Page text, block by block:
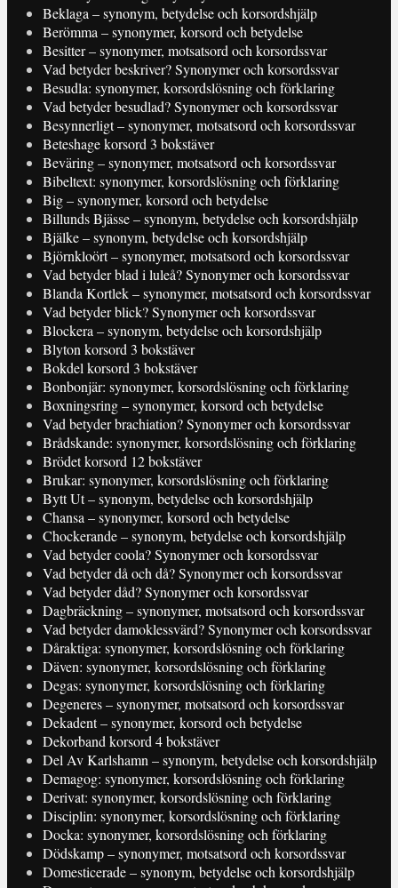
Beklaga – synonym, betydelse och korsordshjälp
Berömma – synonymer, korsord och betydelse
Besitter – synonymer, motsatsord och korsordssvar
Vad betyder beskriver? Synonymer och korsordssvar
Besudla: synonymer, korsordslösning och förklaring
Vad betyder besudlad? Synonymer och korsordssvar
Besynnerligt – synonymer, motsatsord och korsordssvar
Beteshage korsord 3 bokstäver
Beväring – synonymer, motsatsord och korsordssvar
Bibeltext: synonymer, korsordslösning och förklaring
Big – synonymer, korsord och betydelse
Billunds Bjässe – synonym, betydelse och korsordshjälp
Bjälke – synonym, betydelse och korsordshjälp
Björnkloört – synonymer, motsatsord och korsordssvar
Vad betyder blad i luleå? Synonymer och korsordssvar
Blanda Kortlek – synonymer, motsatsord och korsordssvar
Vad betyder blick? Synonymer och korsordssvar
Blockera – synonym, betydelse och korsordshjälp
Blyton korsord 3 bokstäver
Bokdel korsord 3 bokstäver
Bonbonjär: synonymer, korsordslösning och förklaring
Boxningsring – synonymer, korsord och betydelse
Vad betyder brachiation? Synonymer och korsordssvar
Brådskande: synonymer, korsordslösning och förklaring
Brödet korsord 12 bokstäver
Brukar: synonymer, korsordslösning och förklaring
Bytt Ut – synonym, betydelse och korsordshjälp
Chansa – synonymer, korsord och betydelse
Chockerande – synonym, betydelse och korsordshjälp
Vad betyder coola? Synonymer och korsordssvar
Vad betyder då och då? Synonymer och korsordssvar
Vad betyder dåd? Synonymer och korsordssvar
Dagbräckning – synonymer, motsatsord och korsordssvar
Vad betyder damoklessvärd? Synonymer och korsordssvar
Dåraktiga: synonymer, korsordslösning och förklaring
Däven: synonymer, korsordslösning och förklaring
Degas: synonymer, korsordslösning och förklaring
Degeneres – synonymer, motsatsord och korsordssvar
Dekadent – synonymer, korsord och betydelse
Dekorband korsord 4 bokstäver
Del Av Karlshamn – synonym, betydelse och korsordshjälp
Demagog: synonymer, korsordslösning och förklaring
Derivat: synonymer, korsordslösning och förklaring
Disciplin: synonymer, korsordslösning och förklaring
Docka: synonymer, korsordslösning och förklaring
Dödskamp – synonymer, motsatsord och korsordssvar
Domesticerade – synonym, betydelse och korsordshjälp